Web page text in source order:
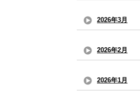
2026年3月
2026年2月
2026年1月